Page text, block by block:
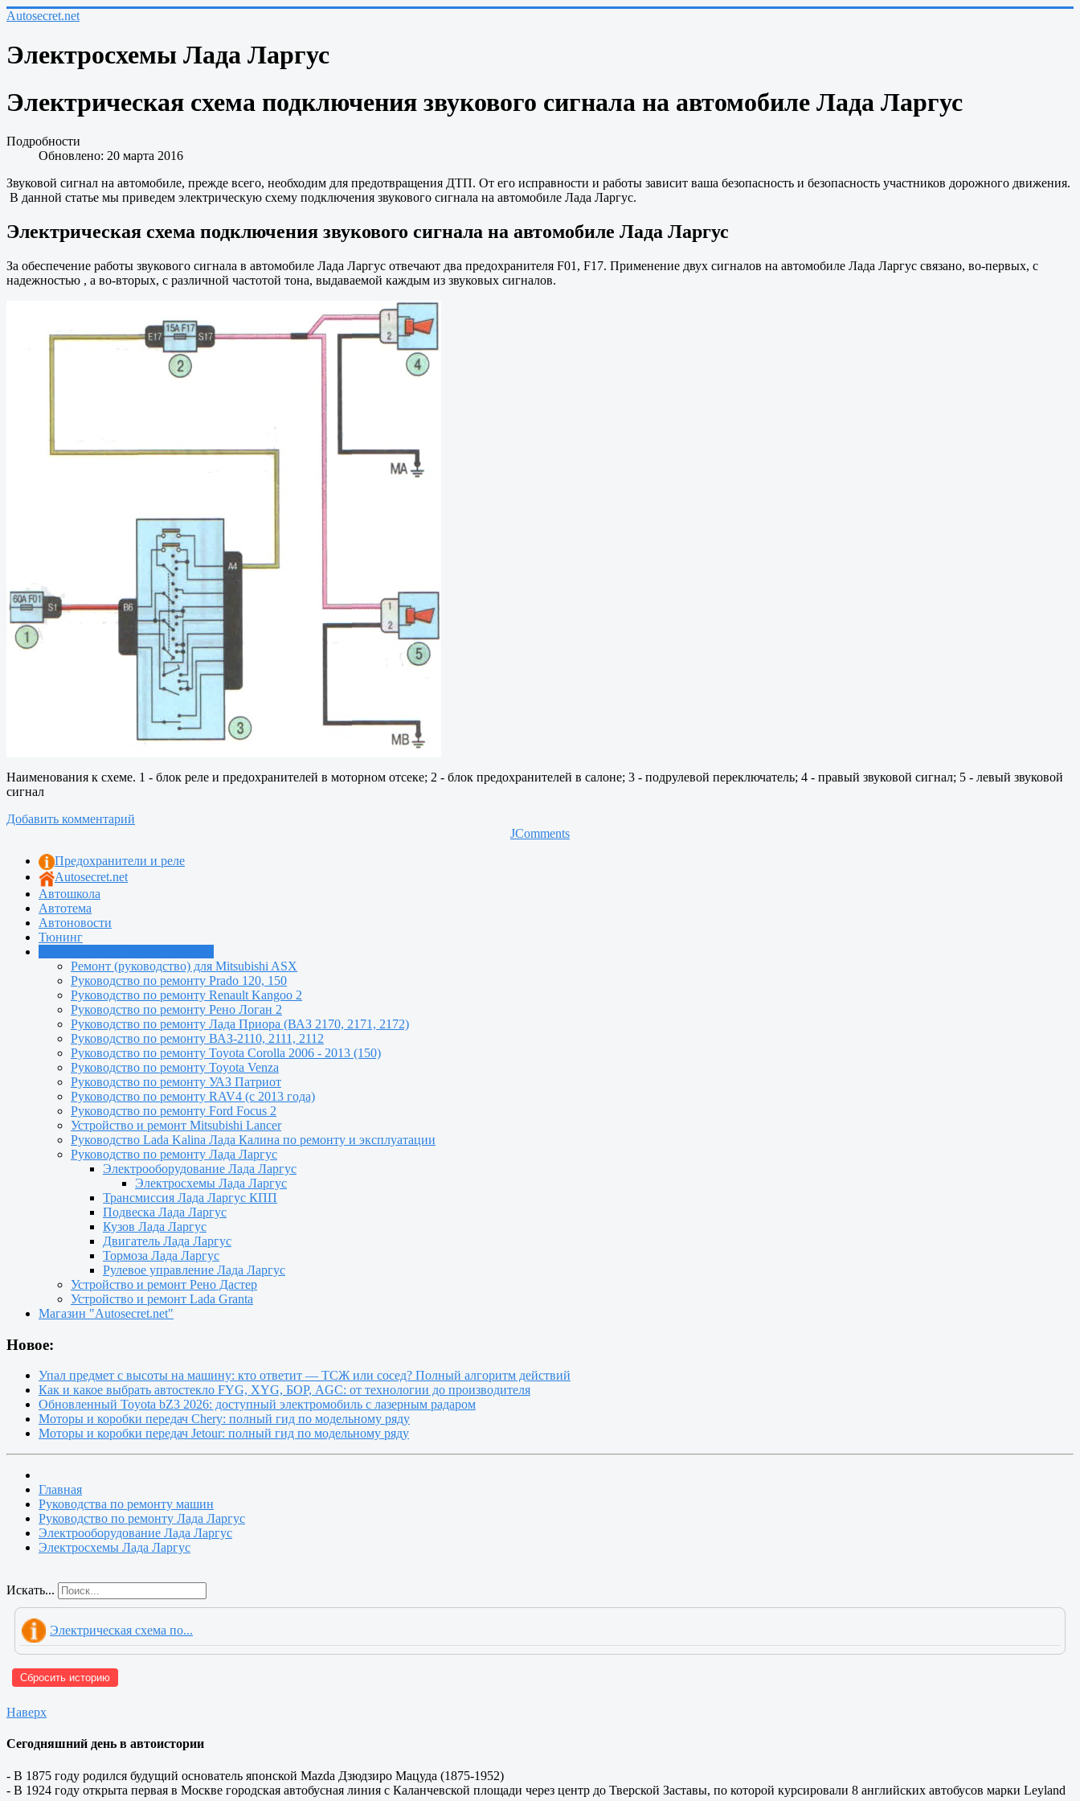
Autosecret.net
Электросхемы Лада Ларгус
Электрическая схема подключения звукового сигнала на автомобиле Лада Ларгус
Подробности
Обновлено: 20 марта 2016
Звуковой сигнал на автомобиле, прежде всего, необходим для предотвращения ДТП. От его исправности и работы зависит ваша безопасность и безопасность участников дорожного движения.
В данной статье мы приведем электрическую схему подключения звукового сигнала на автомобиле Лада Ларгус.
Электрическая схема подключения звукового сигнала на автомобиле Лада Ларгус
За обеспечение работы звукового сигнала в автомобиле Лада Ларгус отвечают два предохранителя F01, F17. Применение двух сигналов на автомобиле Лада Ларгус связано, во-первых, с
надежностью , а во-вторых, с различной частотой тона, выдаваемой каждым из звуковых сигналов.
Наименования к схеме. 1 - блок реле и предохранителей в моторном отсеке; 2 - блок предохранителей в салоне; 3 - подрулевой переключатель; 4 - правый звуковой сигнал; 5 - левый звуковой
сигнал
Добавить комментарий
JComments
Предохранители и реле
Autosecret.net
Автошкола
Автотема
Автоновости
Тюнинг
Ремонт (руководство) для Mitsubishi ASX
Руководство по ремонту Prado 120, 150
Руководство по ремонту Renault Kangoo 2
Руководство по ремонту Рено Логан 2
Руководство по ремонту Лада Приора (ВАЗ 2170, 2171, 2172)
Руководство по ремонту ВАЗ-2110, 2111, 2112
Руководство по ремонту Toyota Сorolla 2006 - 2013 (150)
Руководство по ремонту Toyota Venza
Руководство по ремонту УАЗ Патриот
Руководство по ремонту RAV4 (с 2013 года)
Руководство по ремонту Ford Focus 2
Устройство и ремонт Mitsubishi Lancer
Руководство Lada Kalina Лада Калина по ремонту и эксплуатации
Руководство по ремонту Лада Ларгус
Электрооборудование Лада Ларгус
Электросхемы Лада Ларгус
Трансмиссия Лада Ларгус КПП
Подвеска Лада Ларгус
Кузов Лада Ларгус
Двигатель Лада Ларгус
Тормоза Лада Ларгус
Рулевое управление Лада Ларгус
Устройство и ремонт Рено Дастер
Устройство и ремонт Lada Granta
Магазин "Autosecret.net"
Новое:
Упал предмет с высоты на машину: кто ответит — ТСЖ или сосед? Полный алгоритм действий
Как и какое выбрать автостекло FYG, XYG, БОР, AGC: от технологии до производителя
Обновленный Toyota bZ3 2026: доступный электромобиль с лазерным радаром
Моторы и коробки передач Chery: полный гид по модельному ряду
Моторы и коробки передач Jetour: полный гид по модельному ряду
Главная
Руководства по ремонту машин
Руководство по ремонту Лада Ларгус
Электрооборудование Лада Ларгус
Электросхемы Лада Ларгус
Искать...
Электрическая схема по...
Сбросить историю
Наверх
Сегодняшний день в автоистории
- В 1875 году родился будущий основатель японской Mazda Дзюдзиро Мацуда (1875-1952)
- В 1924 году открыта первая в Москве городская автобусная линия с Каланчевской площади через центр до Тверской Заставы, по которой курсировали 8 английских автобусов марки Leyland